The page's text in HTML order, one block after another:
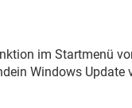
im Startmenü
Windows Update